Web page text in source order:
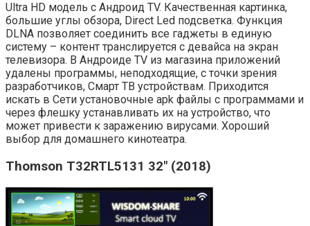
Ultra HD модель с Андроид ТV. Качественная картинка,
большие углы обзора, Direct Led подсветка. Функция
DLNA позволяет соединить все гаджеты в единую
систему – контент транслируется с девайса на экран
телевизора. В Андроиде TV из магазина приложений
удалены программы, неподходящие, с точки зрения
разработчиков, Смарт ТВ устройствам. Приходится
искать в Сети установочные apk файлы с программами и
через флешку устанавливать их на устройство, что
может привести к заражению вирусами. Хороший
выбор для домашнего кинотеатра.
Thomson T32RTL5131 32″ (2018)